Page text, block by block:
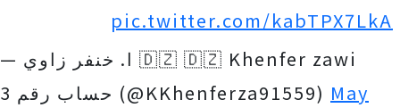
pic.twitter.com/kabTPX7LkA
— ا. خنفر زاوي 🇩🇿 🇩🇿 Khenfer zawi
حساب رقم 3 (@KKhenferza91559) May